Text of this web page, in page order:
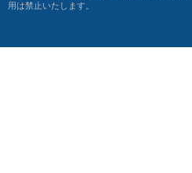
用は禁止いたします。